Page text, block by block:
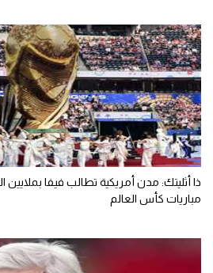
ذا أثليتك: مدن أمريكية تطالب فيفا بملايين
مباريات كأس العالم